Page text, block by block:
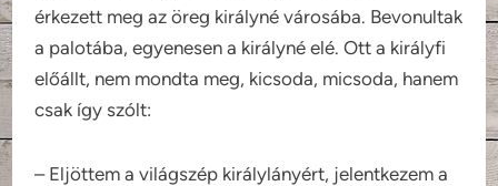
érkezett meg az öreg királyné városába. Bevonultak
a palotába, egyenesen a királyné elé. Ott a királyfi
előállt, nem mondta meg, kicsoda, micsoda, hanem
csak így szólt:
– Eljöttem a világszép királylányért, jelentkezem a